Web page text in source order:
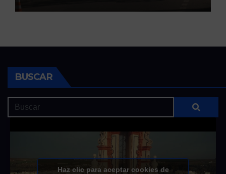
BUSCAR
Haz clic para aceptar cookies de